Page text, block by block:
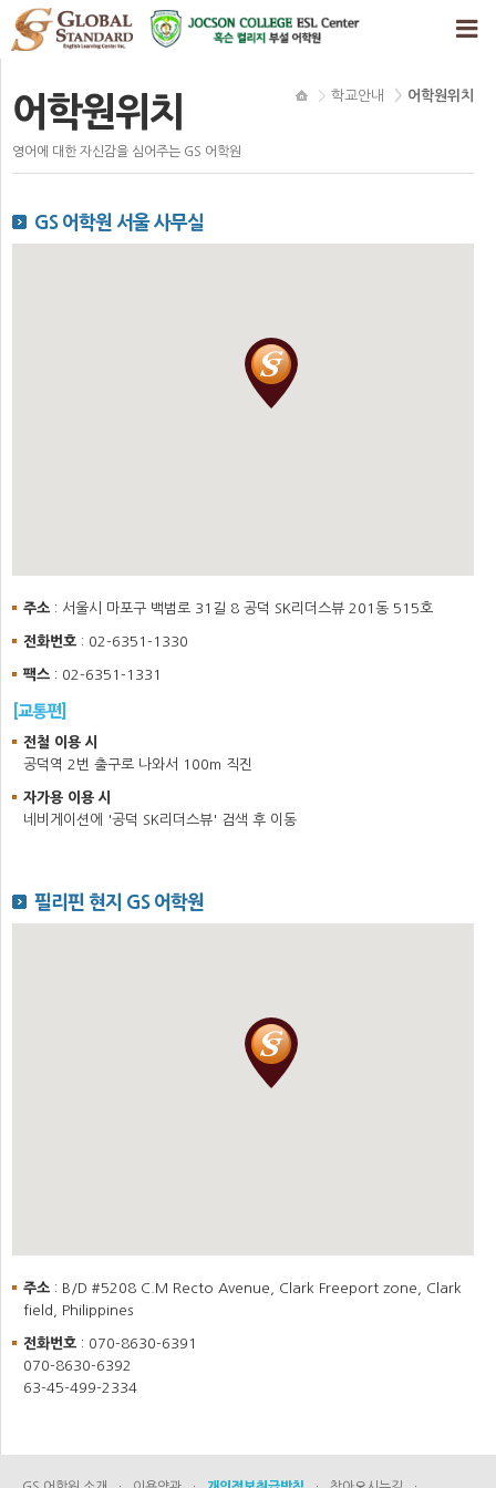
학교안내 어학원위치
어학원위치
영어에 대한 자신감을 심어주는 GS 어학원
GS 어학원 서울 사무실
주소 : 서울시 마포구 백범로 31길 8 공덕 SK리더스뷰 201동 515호
전화번호 : 02-6351-1330
팩스 : 02-6351-1331
[교통편]
전철 이용 시
공덕역 2번 출구로 나와서 100m 직진
자가용 이용 시
네비게이션에 '공덕 SK리더스뷰' 검색 후 이동
필리핀 현지 GS 어학원
주소 : B/D #5208 C.M Recto Avenue, Clark Freeport zone, Clark
field, Philippines
전화번호 : 070-8630-6391
070-8630-6392
63-45-499-2334